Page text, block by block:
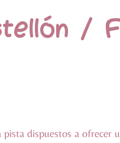
/
dispuestos a